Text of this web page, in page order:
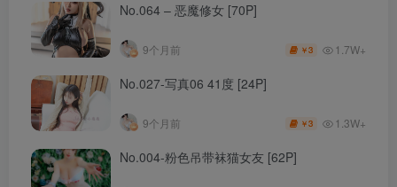
No.064 – 恶魔修女 [70P]
9个月前 ￥3 1.7W+
No.027-写真06 41度 [24P]
9个月前 ￥3 1.3W+
No.004-粉色吊带袜猫女友 [62P]